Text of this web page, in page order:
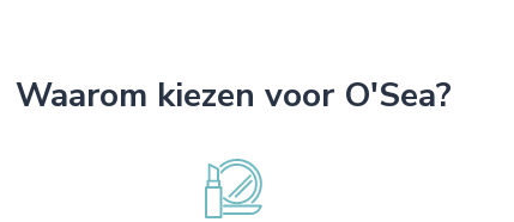
Waarom kiezen voor O'Sea?